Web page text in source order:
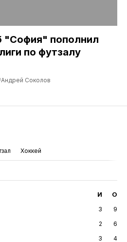
"София" пополнил
по футзалу
Соколов
Хоккей
И О
3
9
2
6
3
4